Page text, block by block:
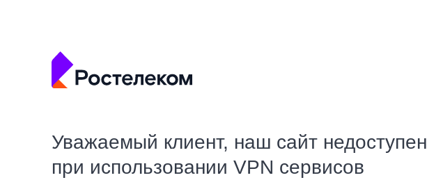
Уважаемый клиент, наш сайт недоступен
при использовании VPN сервисов